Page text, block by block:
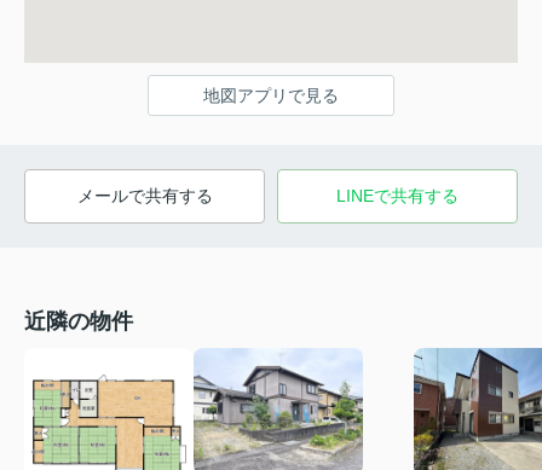
地図アプリで見る
メールで共有する LINEで共有する
近隣の物件